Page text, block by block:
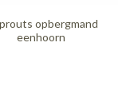
opbergmand
eenhoorn